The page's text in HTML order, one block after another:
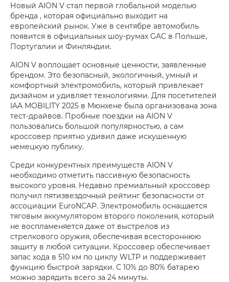
Новый AION V стал первой глобальной моделью
бренда , которая официально выходит на
европейский рынок. Уже в сентябре автомобиль
появится в официальных шоу-румах GAC в Польше,
Португалии и Финляндии.
AION V воплощает основные ценности, заявленные
брендом. Это безопасный, экологичный, умный и
комфортный электромобиль, который привлекает
дизайном и удивляет технологиями. Для посетителей
IAA MOBILITY 2025 в Мюнхене была организована зона
тест-драйвов. Пробные поездки на AION V
пользовались большой популярностью, а сам
кроссовер приятно удивил даже искушенную
немецкую публику.
Среди конкурентных преимуществ AION V
необходимо отметить пассивную безопасность
высокого уровня. Недавно премиальный кроссовер
получил пятизвездочный рейтинг безопасности от
ассоциации EuroNCAP. Электромобиль оснащается
тяговым аккумулятором второго поколения, который
не воспламеняется даже от выстрелов из
стрелкового оружия, обеспечивая всестороннюю
защиту в любой ситуации. Кроссовер обеспечивает
запас хода в 510 км по циклу WLTP и поддерживает
функцию быстрой зарядки. С 10% до 80% батарею
можно зарядить всего за 24 минуты.